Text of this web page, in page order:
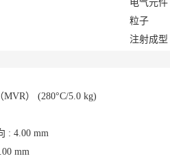
电气元件
粒子
注射成型
MVR） (280°C/5.0 kg)
: 4.00 mm
mm